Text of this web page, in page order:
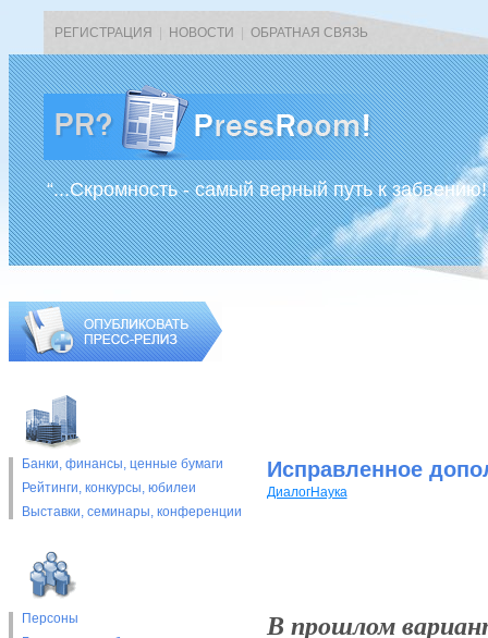
РЕГИСТРАЦИЯ НОВОСТИ ОБРАТНАЯ СВЯЗЬ
“...Скромность - самый верный путь к
Банки, финансы, ценные бумаги
Рейтинги, конкурсы, юбилеи
Выставки, cеминары, конференции
Персоны
Исправленное
ДиалогНаука
В прошлом